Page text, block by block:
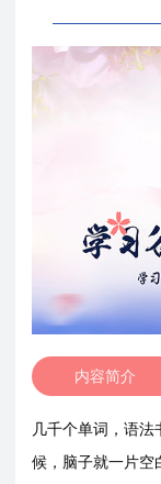
内容简介
几千个单词，语
候，脑子就一片空